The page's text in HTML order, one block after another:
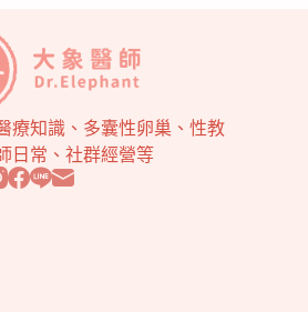
療知識、多囊性卵巢、性教
日常、社群經營等